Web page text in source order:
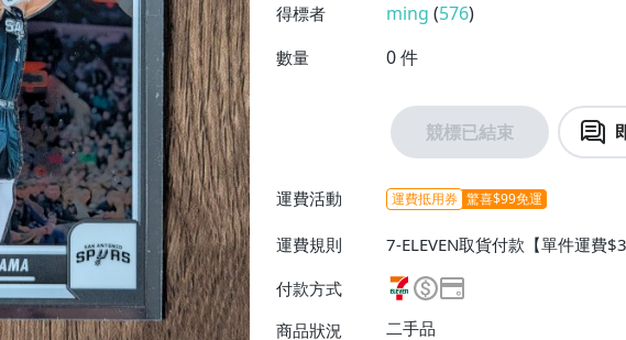
得標者 ming (576)
數量 0件
競標已結束
運費活動 運費抵用券 驚喜$99免運
運費規則
7-ELEVEN取貨付款【單件運費
$38】、郵局掛號【單件運費
付款方式
商品狀況
二手品